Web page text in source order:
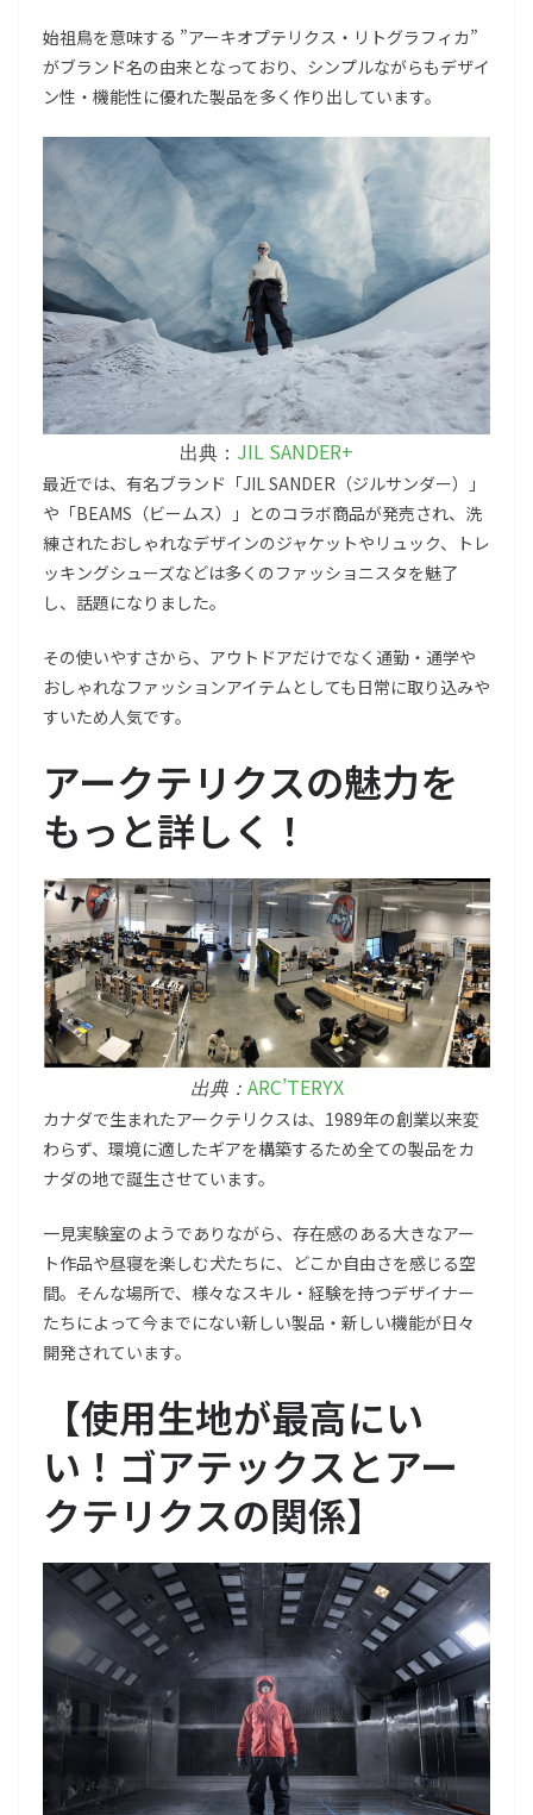
始祖鳥を意味する ”アーキオプテリクス・リトグラフィカ”
がブランド名の由来となっており、シンプルながらもデザイ
ン性・機能性に優れた製品を多く作り出しています。
出典： JIL SANDER+
最近では、有名ブランド「JIL SANDER（ジルサンダー）」
や「BEAMS（ビームス）」とのコラボ商品が発売され、洗
練されたおしゃれなデザインのジャケットやリュック、トレ
ッキングシューズなどは多くのファッショニスタを魅了
し、話題になりました。
その使いやすさから、アウトドアだけでなく通勤・通学や
おしゃれなファッションアイテムとしても日常に取り込みや
すいため人気です。
アークテリクスの魅力を
もっと詳しく！
出典： ARC’TERYX
カナダで生まれたアークテリクスは、1989年の創業以来変
わらず、環境に適したギアを構築するため全ての製品をカ
ナダの地で誕生させています。
一見実験室のようでありながら、存在感のある大きなアー
ト作品や昼寝を楽しむ犬たちに、どこか自由さを感じる空
間。そんな場所で、様々なスキル・経験を持つデザイナー
たちによって今までにない新しい製品・新しい機能が日々
開発されています。
【使用生地が最高にい
い！ゴアテックスとアー
クテリクスの関係】